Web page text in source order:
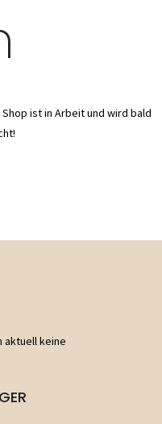
ist in Arbeit und wird bald
aktuell keine